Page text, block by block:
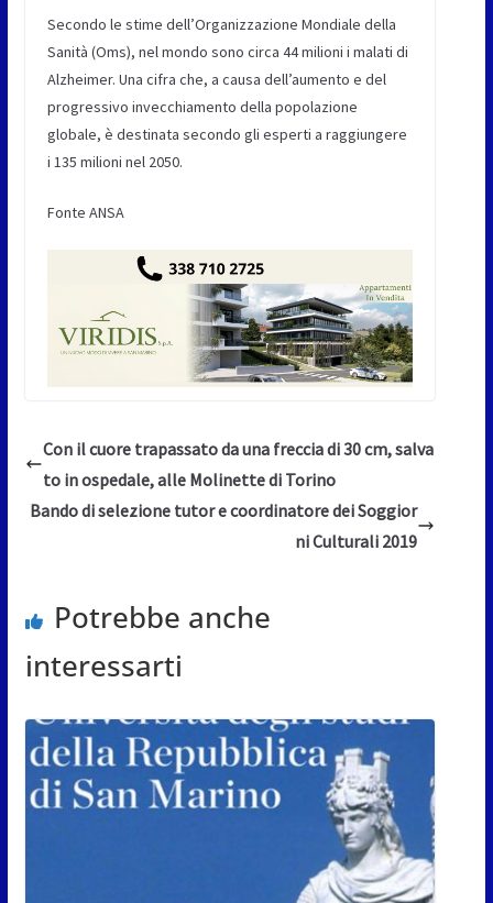
Secondo le stime dell’Organizzazione Mondiale della
Sanità (Oms), nel mondo sono circa 44 milioni i malati di
Alzheimer. Una cifra che, a causa dell’aumento e del
progressivo invecchiamento della popolazione
globale, è destinata secondo gli esperti a raggiungere
i 135 milioni nel 2050.
Fonte ANSA
Con il cuore trapassato da una freccia di 30 cm, salva
to in ospedale, alle Molinette di Torino
Bando di selezione tutor e coordinatore dei Soggior
ni Culturali 2019
Potrebbe anche
interessarti